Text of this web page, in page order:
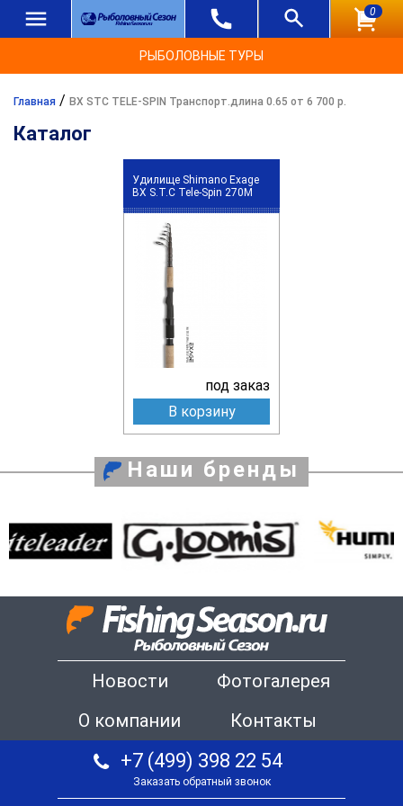
0
РЫБОЛОВНЫЕ ТУРЫ
Главная / BX STC TELE-SPIN Транспорт.длина 0.65 от 6 700 р.
Каталог
Удилище Shimano Exage
BX S.T.C Tele-Spin 270M
под заказ
В корзину
Наши бренды
Новости
Фотогалерея
О компании
Контакты
+7 (499) 398 22 54
Заказать обратный звонок